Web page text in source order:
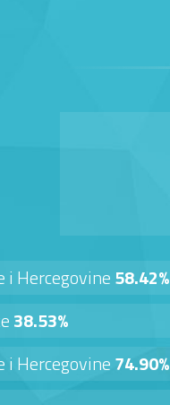
i Hercegovine58.42%
38.53%
i Hercegovine74.90%